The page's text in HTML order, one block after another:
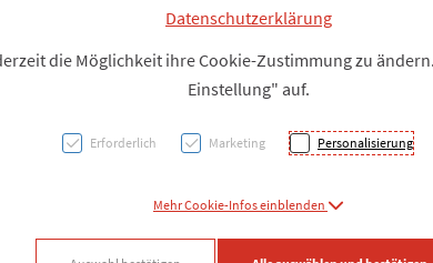
Datenschutzerklärung
die Möglichkeit ihre Cookie-Zustimmung zu
Einstellung" auf.
Erforderlich Marketing Personalisierung
Mehr Cookie-Infos einblenden